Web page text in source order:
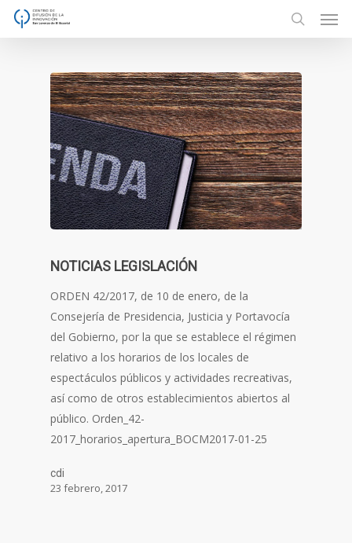
Skip
search
NOTICIAS LEGISLACIÓN
ORDEN 42/2017, de 10 de enero, de la
Consejería de Presidencia, Justicia y Portavocía
del Gobierno, por la que se establece el régimen
relativo a los horarios de los locales de
espectáculos públicos y actividades recreativas,
así como de otros establecimientos abiertos al
público. Orden_42-
2017_horarios_apertura_BOCM2017-01-25
cdi
23 febrero, 2017